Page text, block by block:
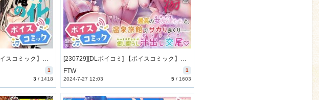
[230820][DLボイコミ] 【ボイスコミック】女体化した俺の爛れたアイドル生活 [25M] [RJ01089135]
1
3 / 1418
[230729][DLボイコミ] 【ボイスコミック】メスダチ温泉 穴の湯 [33M] [RJ01080718]
1
FTW
5 / 1603
2024-7-27 12:03